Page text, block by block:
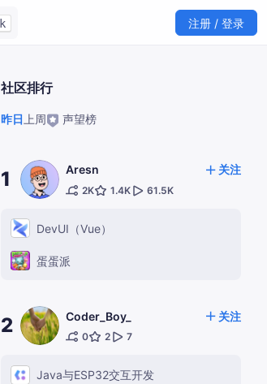
k 注册 / 登录
社区排行
昨日 上周 声望榜
1 Aresn 关注
2K 1.4K 61.5K
DevUI（Vue）
蛋蛋派
2 Coder_Boy_ 关注
0 2 7
Java与ESP32交互开发